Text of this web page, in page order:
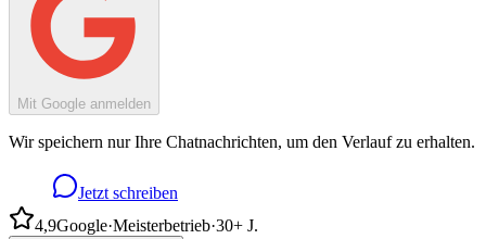
Mit Google anmelden
Wir speichern nur Ihre Chatnachrichten, um den Verlauf zu erhalten.
Jetzt schreiben
4,9Google·Meisterbetrieb·30+ J.